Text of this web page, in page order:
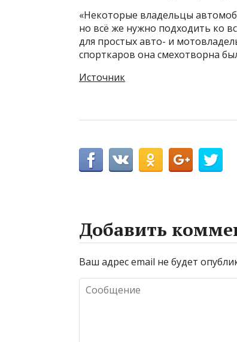
«Некоторые владельцы
но всё же нужно подходить ко
для простых авто- и
спорткаров она смехотворна
Источник
Добавить
Ваш адрес email не будет